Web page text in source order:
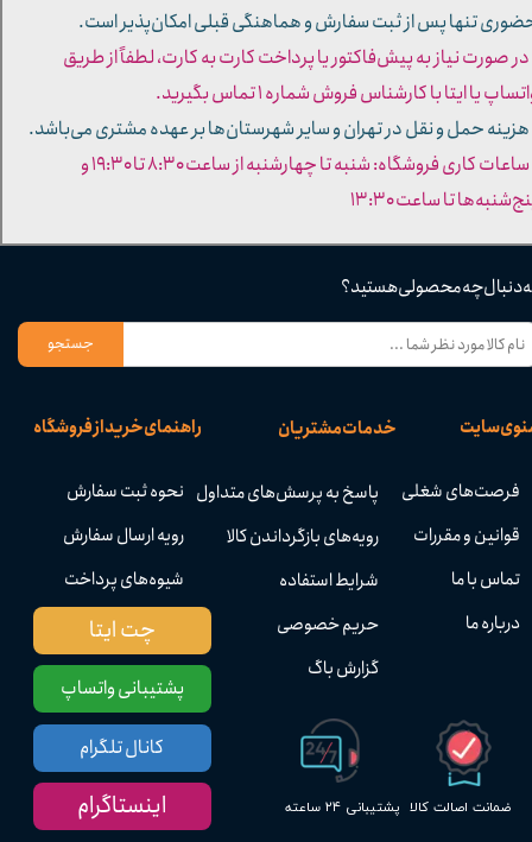
پشتیبانی ۲۴ ساعته ضمانت اصالت کالا
راهنمای خرید از فروشگاه
نحوه ثبت سفارش
رویه ارسال سفارش
شیوه‌های پرداخت
خدمات مشتریان
پاسخ به پرسش‌های متداول
رویه‌های بازگرداندن کالا
شرایط استفاده
حریم خصوصی
گزارش باگ
سایت
فرصت‌های شغلی
قوانین و مقررات
تماس با ما
درباره ما
دنبال چه محصولی هستید؟
جستجو
پشتیبانی واتساپ
چت ایتا
کانال تلگرام
اینستاگرام
تنها پس از ثبت سفارش و هماهنگی قبلی امکان‌پذیر است.
صورت نیاز به پیش‌فاکتور یا پرداخت کارت به کارت، لطفاً از طریق
یا ایتا با کارشناس فروش شماره ۱ تماس بگیرید.
حمل و نقل در تهران و سایر شهرستان‌ها بر عهده مشتری می‌باشد.
- ساعات کاری فروشگاه: شنبه تا چهارشنبه از ساعت ۸:۳۰ تا ۱۹:۳۰ و
تا ساعت ۱۳:۳۰​​​​​​​